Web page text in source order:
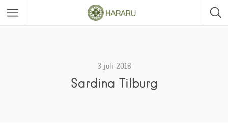
3 juli 2016
Sardina Tilburg